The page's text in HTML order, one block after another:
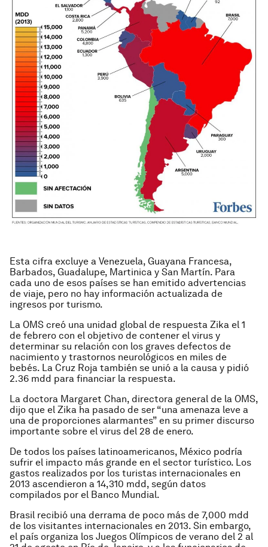
Esta cifra excluye a Venezuela, Guayana Francesa,
Barbados, Guadalupe, Martinica y San Martín. Para
cada uno de esos países se han emitido advertencias
de viaje, pero no hay información actualizada de
ingresos por turismo.
La OMS creó una unidad global de respuesta Zika el 1
de febrero con el objetivo de contener el virus y
determinar su relación con los graves defectos de
nacimiento y trastornos neurológicos en miles de
bebés. La Cruz Roja también se unió a la causa y pidió
2.36 mdd para financiar la respuesta.
La doctora Margaret Chan, directora general de la OMS,
dijo que el Zika ha pasado de ser “una amenaza leve a
una de proporciones alarmantes” en su primer discurso
importante sobre el virus del 28 de enero.
De todos los países latinoamericanos, México podría
sufrir el impacto más grande en el sector turístico. Los
gastos realizados por los turistas internacionales en
2013 ascendieron a 14,310 mdd, según datos
compilados por el Banco Mundial.
Brasil recibió una derrama de poco más de 7,000 mdd
de los visitantes internacionales en 2013. Sin embargo,
el país organiza los Juegos Olímpicos de verano del 2 al